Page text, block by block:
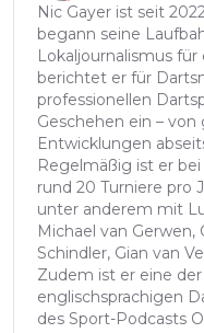
Nic Gayer ist seit
begann seine
Lokaljournalismus
berichtet er für
professionellen
Geschehen ein –
Entwicklungen
Regelmäßig ist er
rund 20 Turniere pro
unter anderem mit
Michael van
Schindler, Gian van
Zudem ist er eine
englischsprachigen
des Sport-Podcasts